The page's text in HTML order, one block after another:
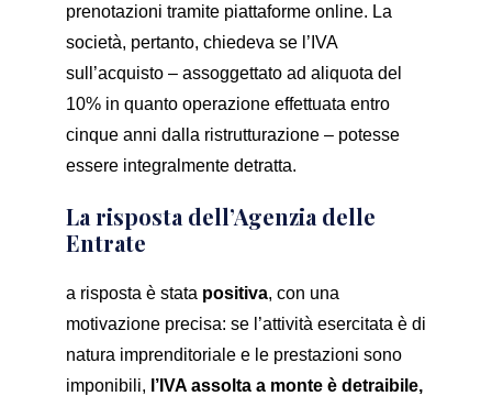
prenotazioni tramite piattaforme online. La
società, pertanto, chiedeva se l’IVA
sull’acquisto – assoggettato ad aliquota del
10% in quanto operazione effettuata entro
cinque anni dalla ristrutturazione – potesse
essere integralmente detratta.
La risposta dell’Agenzia delle
Entrate
a risposta è stata positiva, con una
motivazione precisa: se l’attività esercitata è di
natura imprenditoriale e le prestazioni sono
imponibili, l’IVA assolta a monte è detraibile,